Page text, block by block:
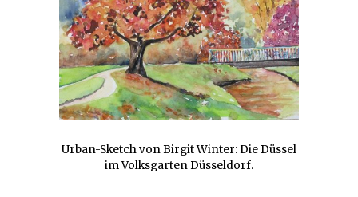
Urban-Sketch von Birgit Winter: Die Düssel
im Volksgarten Düsseldorf.